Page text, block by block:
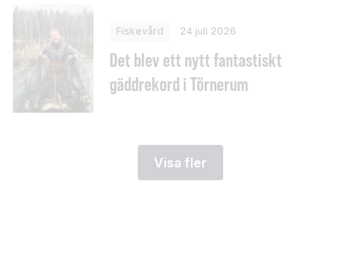
Fiskevård 24 juli 2026
Det blev ett nytt fantastiskt
gäddrekord i Törnerum
Visa fler